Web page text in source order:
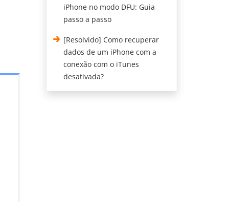
iPhone no modo DFU: Guia
passo a passo
[Resolvido] Como recuperar
dados de um iPhone com a
conexão com o iTunes
desativada?